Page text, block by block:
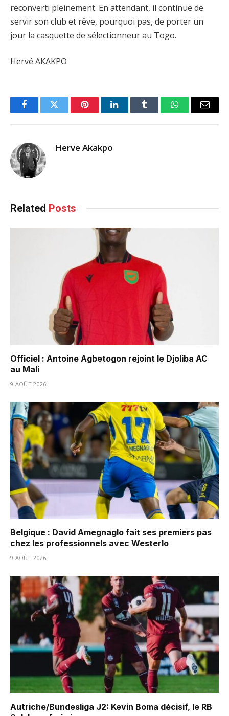
reconverti pleinement. En attendant, il continue de
servir son club et rêve, pourquoi pas, de porter un
jour la casquette de sélectionneur au Togo.
Hervé AKAKPO
FacebookTwitter PinterestLinkedInTumblr WhatsAppEmail
Herve Akakpo
Related Posts
Officiel : Antoine Agbetogon rejoint le Djoliba AC
au Mali
9 AOÛT 2026
Belgique : David Amegnaglo fait ses premiers pas
chez les professionnels avec Westerlo
9 AOÛT 2026
Autriche/Bundesliga J2: Kevin Boma décisif, le RB